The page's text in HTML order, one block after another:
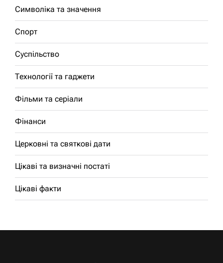
Символіка та значення
Спорт
Суспільство
Технології та гаджети
Фільми та серіали
Фінанси
Церковні та святкові дати
Цікаві та визначні постаті
Цікаві факти